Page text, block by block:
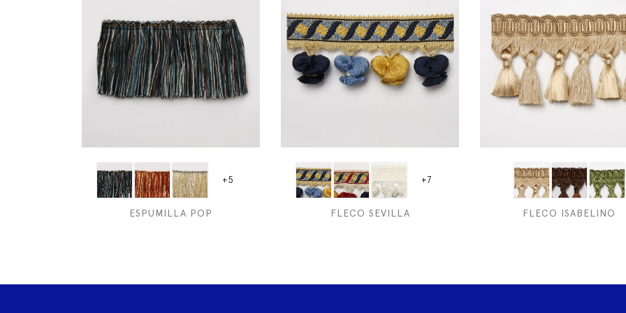
+5
ESPUMILLA POP
+7
FLECO SEVILLA FLECO ISABELINO